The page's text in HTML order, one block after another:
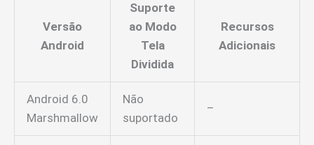
Versão
Android
Suporte
ao Modo
Tela
Dividida
Recursos
Adicionais
Android 6.0
Marshmallow
Não
suportado
–